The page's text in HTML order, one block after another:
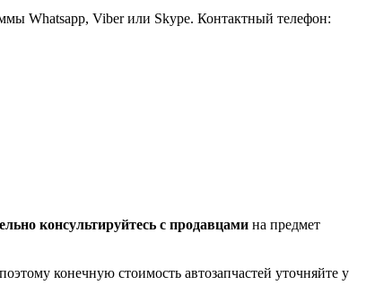
Whatsapp, Viber или Skype. Контактный телефон:
консультируйтесь с продавцамина предмет
конечную стоимость автозапчастей уточняйте у